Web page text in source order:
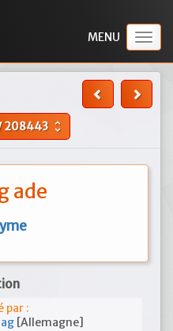
208443 unfold_more
ade
par :
[Allemagne]